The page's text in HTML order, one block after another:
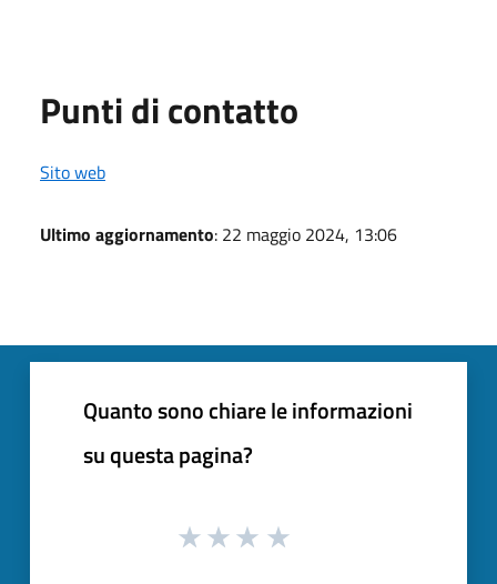
Punti di contatto
Sito web
Ultimo aggiornamento: 22 maggio 2024, 13:06
Quanto sono chiare le informazioni
su questa pagina?